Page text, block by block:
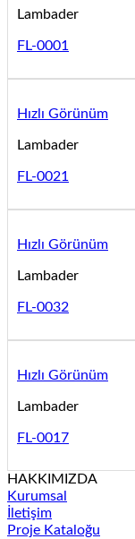
Lambader
FL-0001
Hızlı Görünüm
Lambader
FL-0021
Hızlı Görünüm
Lambader
FL-0032
Hızlı Görünüm
Lambader
FL-0017
HAKKIMIZDA
Kurumsal
İletişim
Proje Kataloğu